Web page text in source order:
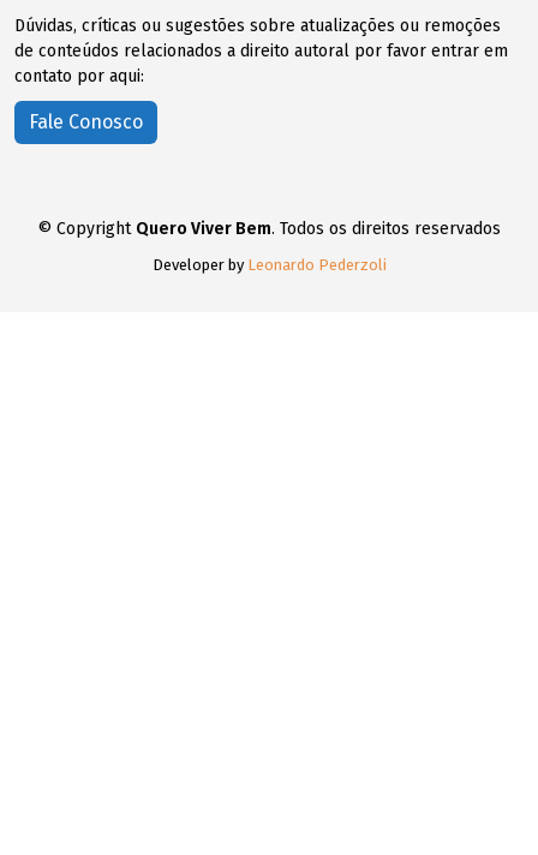
Dúvidas, críticas ou sugestões sobre atualizações ou remoções
de conteúdos relacionados a direito autoral por favor entrar em
contato por aqui:
Fale Conosco
© Copyright Quero Viver Bem. Todos os direitos reservados
Developer by Leonardo Pederzoli